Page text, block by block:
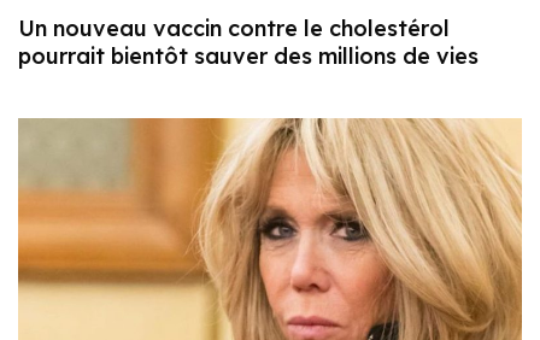
Un nouveau vaccin contre le cholestérol
pourrait bientôt sauver des millions de vies